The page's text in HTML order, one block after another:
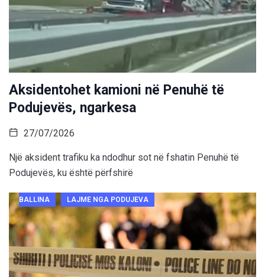
Aksidentohet kamioni në Penuhë të
Podujevës, ngarkesa
27/07/2026
Një aksident trafiku ka ndodhur sot në fshatin Penuhë të
Podujevës, ku është përfshirë
BALLINA LAJME NGA PODUJEVA